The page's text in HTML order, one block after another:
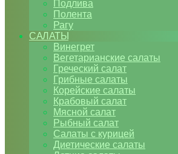
Подлива
Полента
Рагу
САЛАТЫ
Винегрет
Вегетарианские салаты
Греческий салат
Грибные салаты
Корейские салаты
Крабовый салат
Мясной салат
Рыбный салат
Салаты с курицей
Диетические салаты